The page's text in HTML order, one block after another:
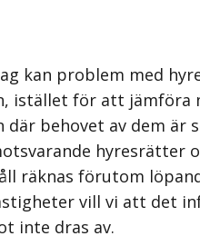
kan problem med
istället för att jämföra
behovet av dem är
räknas förutom
vill vi att det
inte dras av.